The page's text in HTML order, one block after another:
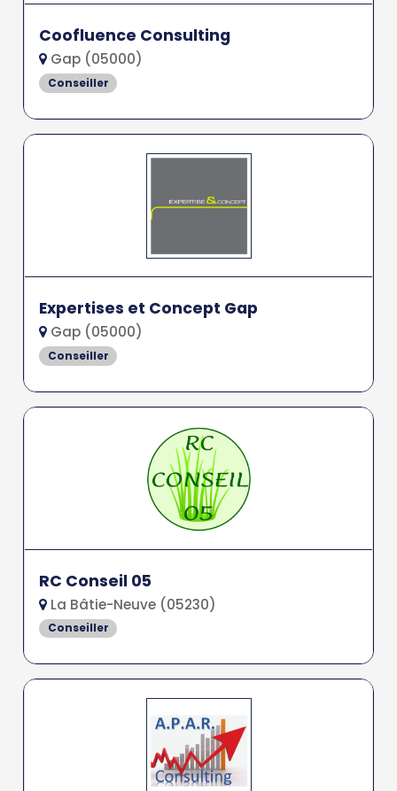
Coofluence Consulting
Gap (05000)
Conseiller
Expertises et Concept Gap
Gap (05000)
Conseiller
RC Conseil 05
La Bâtie-Neuve (05230)
Conseiller